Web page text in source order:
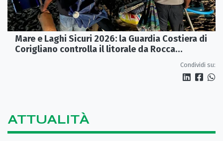
Mare e Laghi Sicuri 2026: la Guardia Costiera di
Corigliano controlla il litorale da Rocca
Condividi su:
ATTUALITÀ